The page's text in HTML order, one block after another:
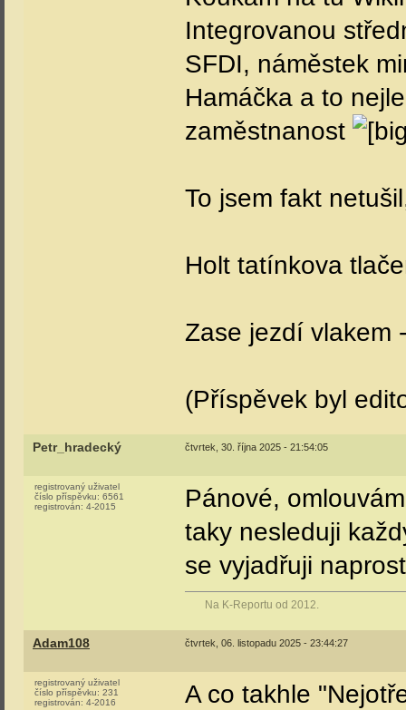
Integrovanou
SFDI, náměstek
Hamáčka a to
zaměstnanost
To jsem fakt
Holt tatínkova
Zase jezdí vlakem
(Příspěvek byl
Petr_hradecký čtvrtek, 30. října 2025 - 21:54:05
registrovaný uživatel
číslo příspěvku: 6561
registrován: 4-2015
Pánové,
taky nesleduji
se vyjadřuji
Na K-Reportu od 2012.
Adam108 čtvrtek, 06. listopadu 2025 - 23:44:27
registrovaný uživatel
číslo příspěvku: 231
registrován: 4-2016 A co takhle